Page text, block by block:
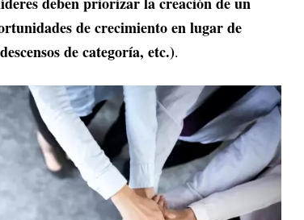
de crecimiento en lugar de
de categoría, etc.).